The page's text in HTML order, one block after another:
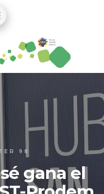
98
gana el